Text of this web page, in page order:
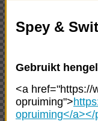
Spey &
Gebruikt
<a href="https://
opruiming">
opruiming</a></